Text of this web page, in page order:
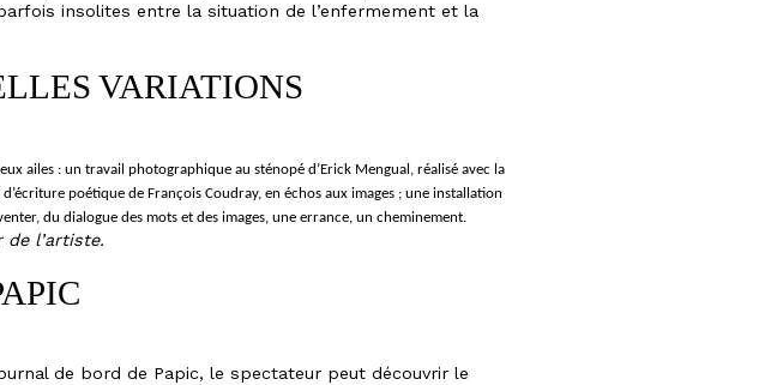
insolites entre la situation de l’enfermement et la
VARIATIONS
ailes : un travail photographique au sténopé d’Erick Mengual, réalisé avec la
poétique de François Coudray, en échos aux images ; une installation
du dialogue des mots et des images, une errance, un cheminement.
l’artiste.
de bord de Papic, le spectateur peut découvrir le